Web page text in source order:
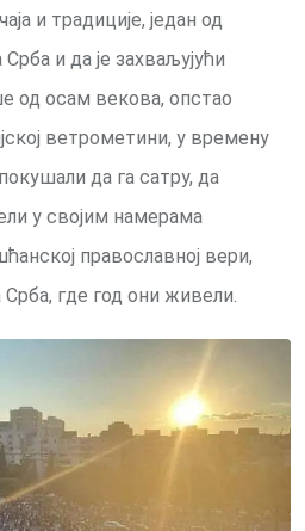
и традиције, један од
и да је захваљујући
од осам векова, опстао
ветрометини, у времену
да га сатру, да
у својим намерама
православној вери,
Срба, где год они живели.